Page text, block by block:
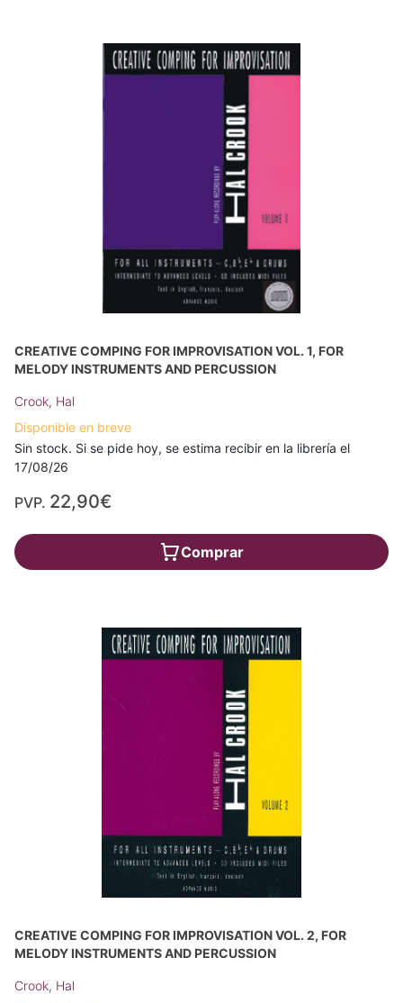
CREATIVE COMPING FOR IMPROVISATION VOL. 1, FOR
MELODY INSTRUMENTS AND PERCUSSION
Crook, Hal
Disponible en breve
Sin stock. Si se pide hoy, se estima recibir en la librería el
17/08/26
PVP. 22,90€
Comprar
CREATIVE COMPING FOR IMPROVISATION VOL. 2, FOR
MELODY INSTRUMENTS AND PERCUSSION
Crook, Hal